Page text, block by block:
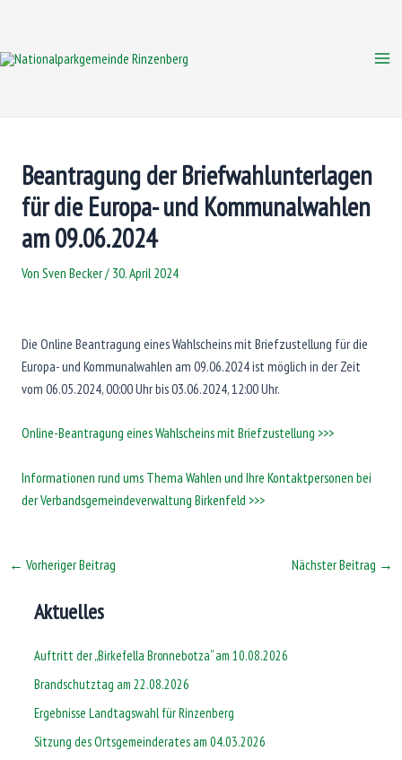
springen
Beantragung der Briefwahlunterlagen
für die Europa- und Kommunalwahlen
am 09.06.2024
Von Sven Becker/ 30. April 2024
Die Online Beantragung eines Wahlscheins mit Briefzustellung für die
Europa- und Kommunalwahlen am 09.06.2024 ist möglich in der Zeit
vom 06.05.2024, 00:00 Uhr bis 03.06.2024, 12:00 Uhr.
Online-Beantragung eines Wahlscheins mit Briefzustellung >>>
Informationen rund ums Thema Wahlen und Ihre Kontaktpersonen bei
der Verbandsgemeindeverwaltung Birkenfeld >>>
← Vorheriger Beitrag Nächster Beitrag →
Aktuelles
Auftritt der „Birkefella Bronnebotza“ am 10.08.2026
Brandschutztag am 22.08.2026
Ergebnisse Landtagswahl für Rinzenberg
Sitzung des Ortsgemeinderates am 04.03.2026